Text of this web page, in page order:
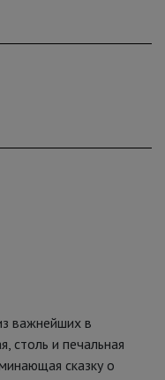
важнейших в
столь и печальная
сказку о